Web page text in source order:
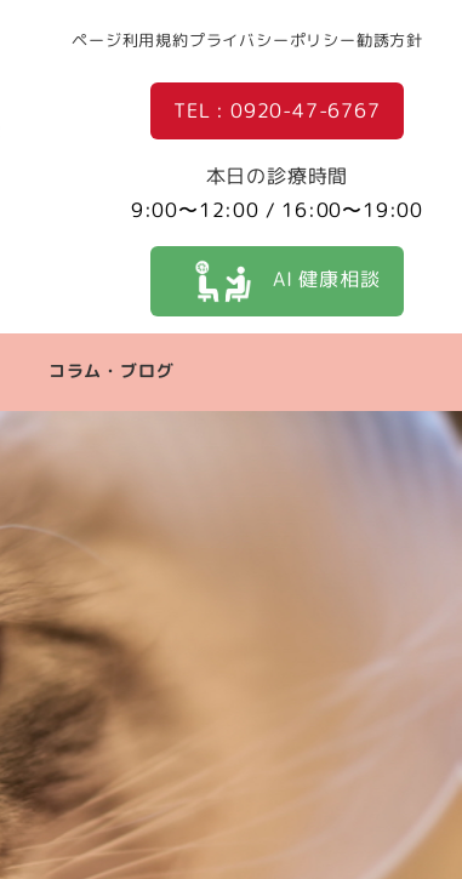
ページ利用規約プライバシーポリシー勧誘方針
TEL : 0920-47-6767
本日の診療時間
9:00〜12:00 / 16:00〜19:00
AI 健康相談
コラム・ブログ